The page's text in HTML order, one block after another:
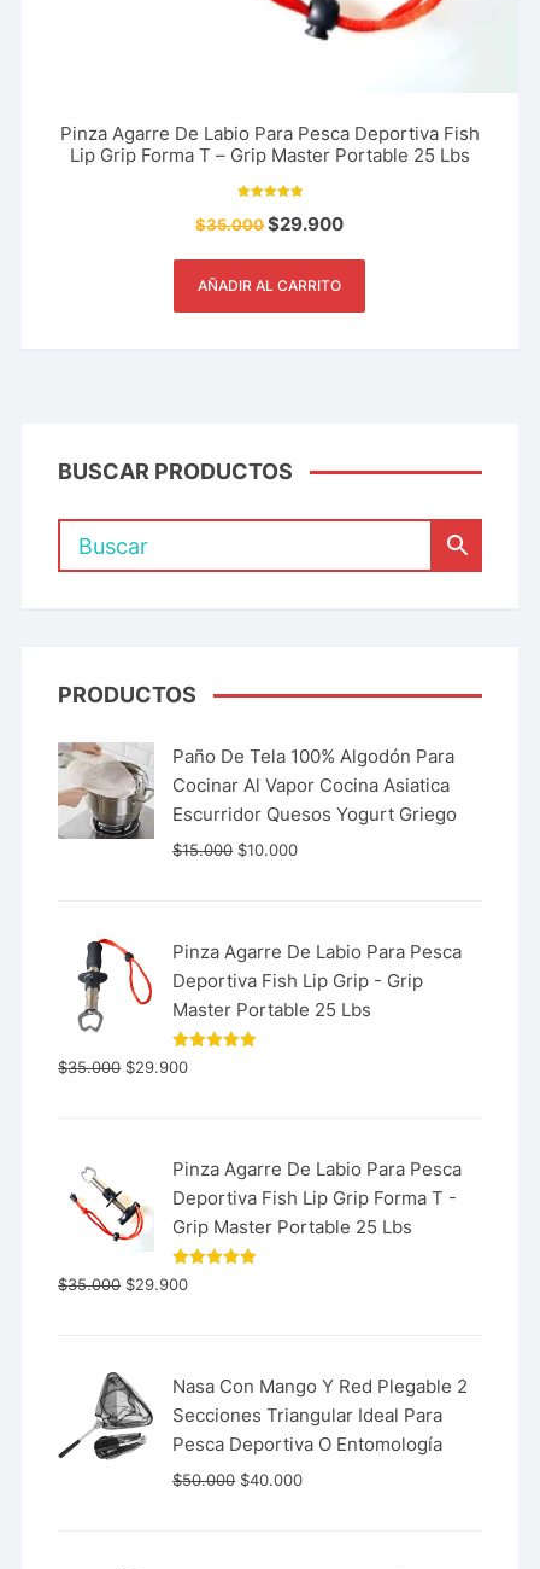
Pinza Agarre De Labio Para Pesca Deportiva Fish
Lip Grip Forma T – Grip Master Portable 25 Lbs
5.00
de 5
$35.000$29.900
AÑADIR AL CARRITO
BUSCAR PRODUCTOS
PRODUCTOS
Paño De Tela 100% Algodón Para
Cocinar Al Vapor Cocina Asiatica
Escurridor Quesos Yogurt Griego
$15.000 $10.000
Pinza Agarre De Labio Para Pesca
Deportiva Fish Lip Grip - Grip
Master Portable 25 Lbs
Valorado
con
$35.000 $29.900
Pinza Agarre De Labio Para Pesca
Deportiva Fish Lip Grip Forma T -
Grip Master Portable 25 Lbs
Valorado
con
$35.000 $29.900
Nasa Con Mango Y Red Plegable 2
Secciones Triangular Ideal Para
Pesca Deportiva O Entomología
$50.000 $40.000